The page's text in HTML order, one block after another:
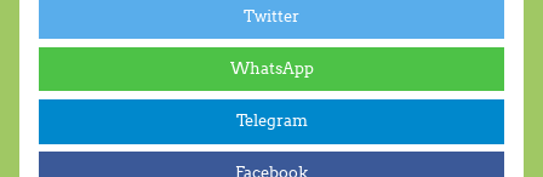
Twitter
WhatsApp
Telegram
Facebook